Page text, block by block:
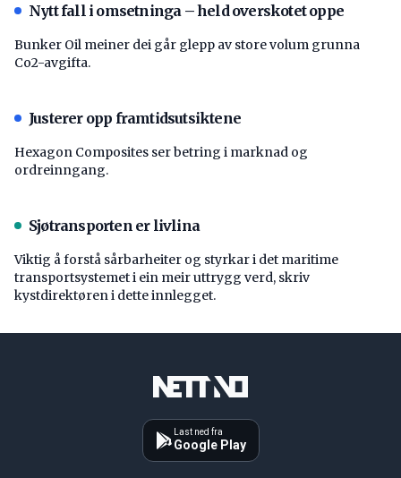
Nytt fall i omsetninga – held overskotet oppe
Bunker Oil meiner dei går glepp av store volum grunna
Co2-avgifta.
Justerer opp framtidsutsiktene
Hexagon Composites ser betring i marknad og
ordreinngang.
Sjøtransporten er livlina
Viktig å forstå ­sårbarheiter og styrkar i det maritime
transport­systemet i ein meir uttrygg verd, skriv
kystdirektøren i dette innlegget.
Last ned fra
Google Play